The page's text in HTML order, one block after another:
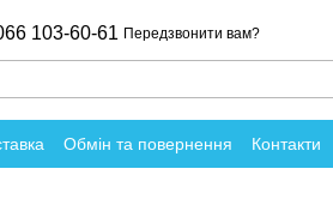
103-60-61 Передзвонити вам?
Обмін та повернення Контакти
про магазин